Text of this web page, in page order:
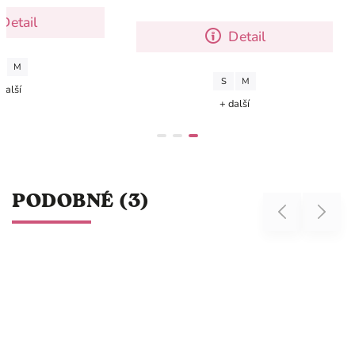
Detail
M
Detail
S M
+ další
PODOBNÉ (3) Previous Next